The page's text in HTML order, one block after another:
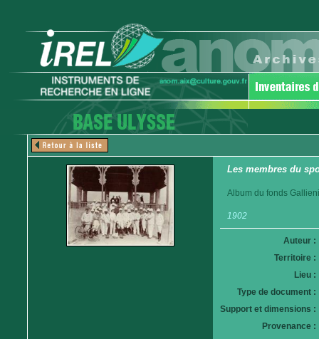
Les membres du
Album du fonds
1902
Auteur :
Territoire :
Lieu :
Type de document :
Support et dimensions :
Provenance :